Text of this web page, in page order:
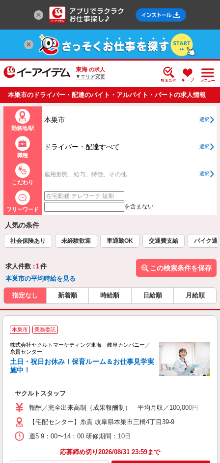
東海 の求人
▼エリア変更
本巣市のドライバー・配達のバイト・アルバイト・パートの求人情報
一覧
勤務地/駅
本巣市 選択
職種
ドライバー・配達すべて 選択
こだわり
雇用形態、給与、特徴、その他 選択
フリーワード を含まない
人気の条件
社会保険あり 未経験歓迎 車通勤OK 交通費支給 バイク通
求人件数 : 1件
本巣市の平均時給を見る
この検索条件を保存
指定なし 新着順 時給順 日給順 月給順
本巣市 業務委託
株式会社ヤクルトマーケティング東海 岐阜カンパニー／
糸貫センター
土日・祝日お休み！保育ルーム＆お仕事見学実
施中！
ヤクルトスタッフ
報酬／完全出来高制（成果報酬制） 平均月収／100,000円 ◎
【宅配センター】糸貫 岐阜県本巣市三橋4丁目39-9
週5 9：00〜14：00 研修期間：10日
応募締め切り2026/08/31 23:59まで